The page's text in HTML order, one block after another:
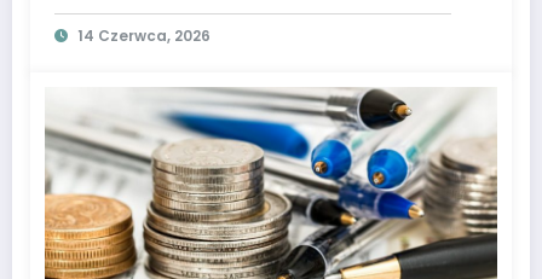
14 Czerwca, 2026